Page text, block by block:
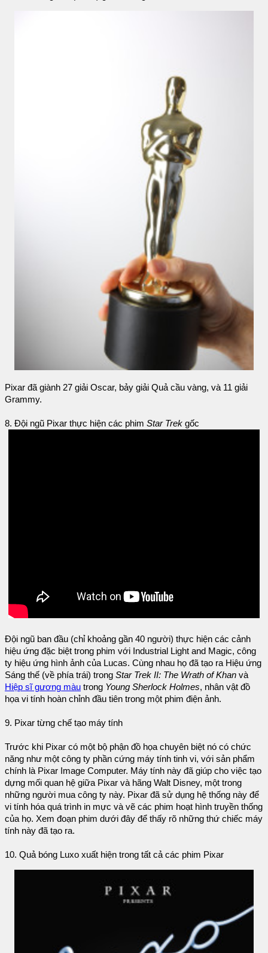
Pixar đã giành 27 giải Oscar, bảy giải Quả cầu vàng, và 11 giải
Grammy.
8. Đội ngũ Pixar thực hiện các phim Star Trek gốc
Đội ngũ ban đầu (chỉ khoảng gần 40 người) thực hiện các cảnh
hiệu ứng đặc biệt trong phim với Industrial Light and Magic, công
ty hiệu ứng hình ảnh của Lucas. Cùng nhau họ đã tạo ra Hiệu ứng
Sáng thế (về phía trái) trong Star Trek II: The Wrath of Khan và
Hiệp sĩ gương màu trong Young Sherlock Holmes, nhân vật đồ
họa vi tính hoàn chỉnh đầu tiên trong một phim điện ảnh.
9. Pixar từng chế tạo máy tính
Trước khi Pixar có một bộ phận đồ họa chuyên biệt nó có chức
năng như một công ty phần cứng máy tính tinh vi, với sản phẩm
chính là Pixar Image Computer. Máy tính này đã giúp cho việc tạo
dựng mối quan hệ giữa Pixar và hãng Walt Disney, một trong
những người mua công ty này. Pixar đã sử dụng hệ thống này để
vi tính hóa quá trình in mực và vẽ các phim hoạt hình truyền thống
của họ. Xem đoạn phim dưới đây để thấy rõ những thứ chiếc máy
tính này đã tạo ra.
10. Quả bóng Luxo xuất hiện trong tất cả các phim Pixar